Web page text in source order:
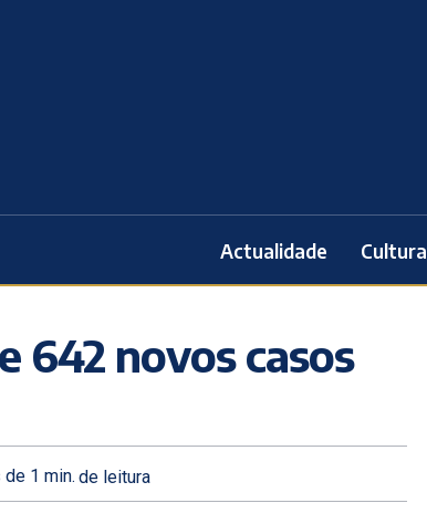
Actualidade Cultura
642 novos casos
de 1 min. de leitura